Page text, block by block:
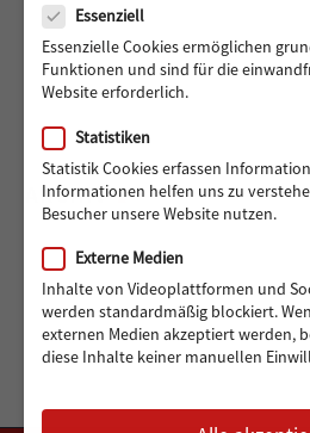
Ein Reha-Buggy für Maddox aus
ARCHIV
Archiv
Monat auswählen
Essenziell
Essenzielle Cookies ermöglichen
Funktionen und sind für die
Website erforderlich.
Statistiken
Statistik Cookies erfassen
Informationen helfen uns zu
Besucher unsere Website nutzen.
Externe Medien
Inhalte von Videoplattformen und
werden standardmäßig blockiert.
externen Medien akzeptiert werden,
diese Inhalte keiner manuellen